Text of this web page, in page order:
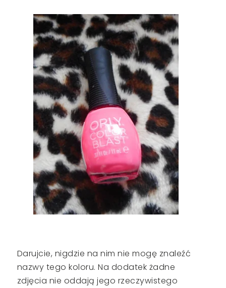
Darujcie, nigdzie na nim nie mogę znaleźć
nazwy tego koloru. Na dodatek żadne
zdjęcia nie oddają jego rzeczywistego